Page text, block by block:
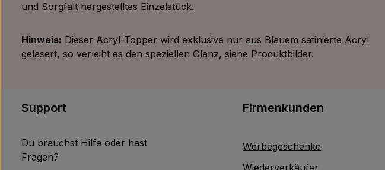
und Sorgfalt hergestelltes Einzelstück.
Hinweis: Dieser Acryl-Topper wird exklusive nur aus Blauem satinierte Acryl
gelasert, so verleiht es den speziellen Glanz, siehe Produktbilder.
Support
Du brauchst Hilfe oder hast
Fragen?
Firmenkunden
Werbegeschenke
Wiederverkäufer